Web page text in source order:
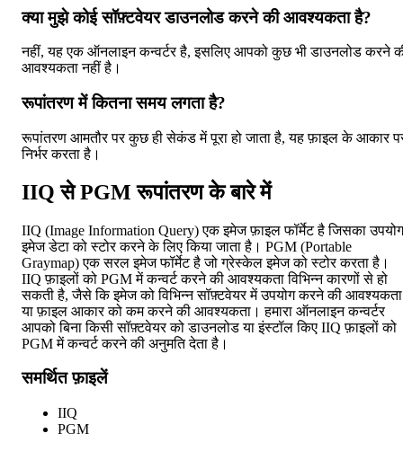
क्या मुझे कोई सॉफ़्टवेयर डाउनलोड करने की आवश्यकता है?
नहीं, यह एक ऑनलाइन कन्वर्टर है, इसलिए आपको कुछ भी डाउनलोड करने
आवश्यकता नहीं है।
रूपांतरण में कितना समय लगता है?
रूपांतरण आमतौर पर कुछ ही सेकंड में पूरा हो जाता है, यह फ़ाइल के आकार
निर्भर करता है।
IIQ से PGM रूपांतरण के बारे में
IIQ (Image Information Query) एक इमेज फ़ाइल फॉर्मेट है जिसका उपयोग
इमेज डेटा को स्टोर करने के लिए किया जाता है। PGM (Portable
Graymap) एक सरल इमेज फॉर्मेट है जो ग्रेस्केल इमेज को स्टोर करता है।
IIQ फ़ाइलों को PGM में कन्वर्ट करने की आवश्यकता विभिन्न कारणों से हो
सकती है, जैसे कि इमेज को विभिन्न सॉफ़्टवेयर में उपयोग करने की आवश्यकता
या फ़ाइल आकार को कम करने की आवश्यकता। हमारा ऑनलाइन कन्वर्टर
आपको बिना किसी सॉफ़्टवेयर को डाउनलोड या इंस्टॉल किए IIQ फ़ाइलों को
PGM में कन्वर्ट करने की अनुमति देता है।
समर्थित फ़ाइलें
IIQ
PGM